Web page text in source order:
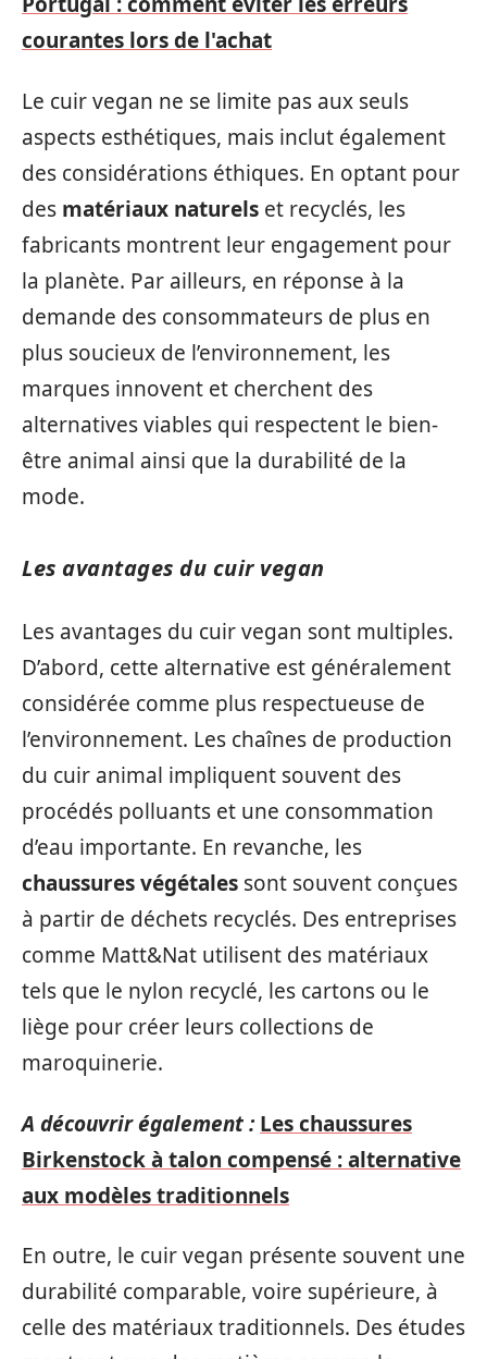
courantes lors de l'achat
Le cuir vegan ne se limite pas aux seuls
aspects esthétiques, mais inclut également
des considérations éthiques. En optant pour
des matériaux naturels et recyclés, les
fabricants montrent leur engagement pour
la planète. Par ailleurs, en réponse à la
demande des consommateurs de plus en
plus soucieux de l’environnement, les
marques innovent et cherchent des
alternatives viables qui respectent le bien-
être animal ainsi que la durabilité de la
mode.
Les avantages du cuir vegan
Les avantages du cuir vegan sont multiples.
D’abord, cette alternative est généralement
considérée comme plus respectueuse de
l’environnement. Les chaînes de production
du cuir animal impliquent souvent des
procédés polluants et une consommation
d’eau importante. En revanche, les
chaussures végétales sont souvent conçues
à partir de déchets recyclés. Des entreprises
comme Matt&Nat utilisent des matériaux
tels que le nylon recyclé, les cartons ou le
liège pour créer leurs collections de
maroquinerie.
A découvrir également : Les chaussures
Birkenstock à talon compensé : alternative
aux modèles traditionnels
En outre, le cuir vegan présente souvent une
durabilité comparable, voire supérieure, à
celle des matériaux traditionnels. Des études